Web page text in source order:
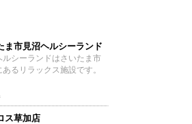
ま市見沼ヘルシーランド
ルシーランドはさいたま市
あるリラックス施設です。
ス草加店